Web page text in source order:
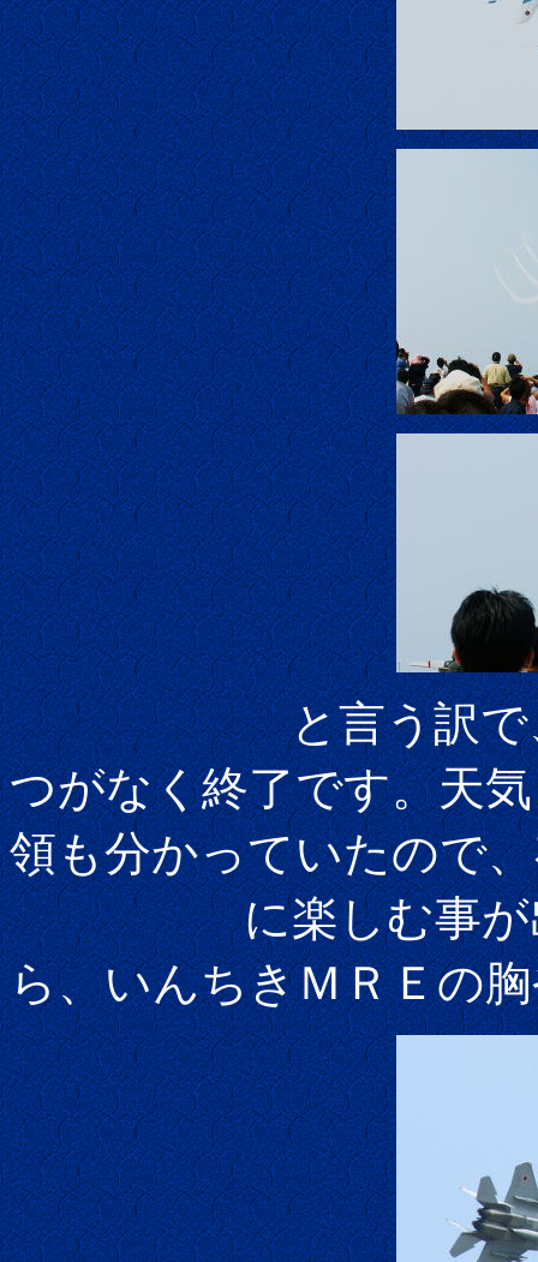
と言う訳で、今年
つがなく終了です。天
領も分かっていたので
に楽しむ事が出来
ら、いんちきＭＲＥの